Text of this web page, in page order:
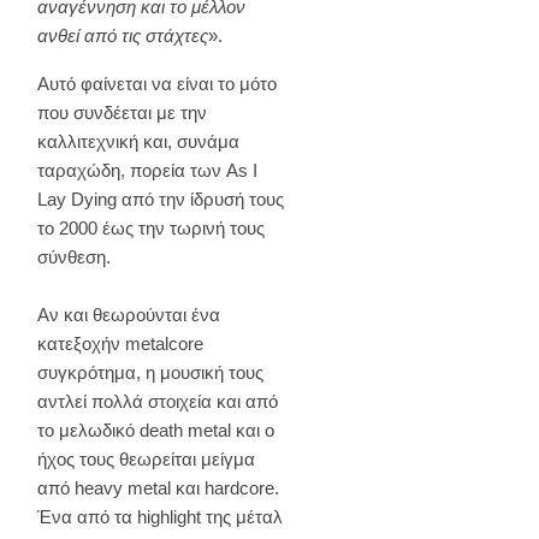
αναγέννηση και το μέλλον
ανθεί από τις στάχτες».
Αυτό φαίνεται να είναι το μότο
που συνδέεται με την
καλλιτεχνική και, συνάμα
ταραχώδη, πορεία των As I
Lay Dying από την ίδρυσή τους
το 2000 έως την τωρινή τους
σύνθεση.
Αν και θεωρούνται ένα
κατεξοχήν metalcore
συγκρότημα, η μουσική τους
αντλεί πολλά στοιχεία και από
το μελωδικό death metal και ο
ήχος τους θεωρείται μείγμα
από heavy metal και hardcore.
Ένα από τα highlight της μέταλ